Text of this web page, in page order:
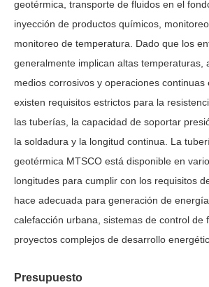
geotérmica, transporte de fluidos en el
inyección de productos químicos,
monitoreo de temperatura. Dado que los
generalmente implican altas temperaturas,
medios corrosivos y operaciones continuas
existen requisitos estrictos para la
las tuberías, la capacidad de soportar
la soldadura y la longitud continua. La
geotérmica MTSCO está disponible en
longitudes para cumplir con los requisitos
hace adecuada para generación de
calefacción urbana, sistemas de control de
proyectos complejos de desarrollo
Presupuesto